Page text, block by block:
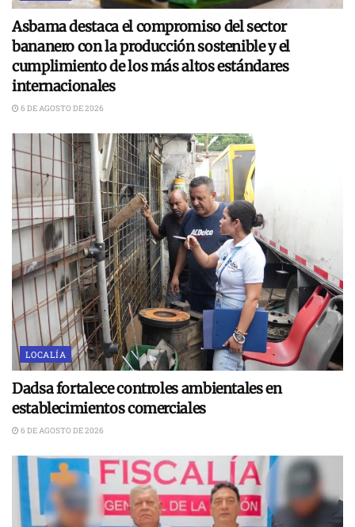
Asbama destaca el compromiso del sector
bananero con la producción sostenible y el
cumplimiento de los más altos estándares
internacionales
6 DE AGOSTO DE 2026
LOCALÍA
Dadsa fortalece controles ambientales en
establecimientos comerciales
6 DE AGOSTO DE 2026